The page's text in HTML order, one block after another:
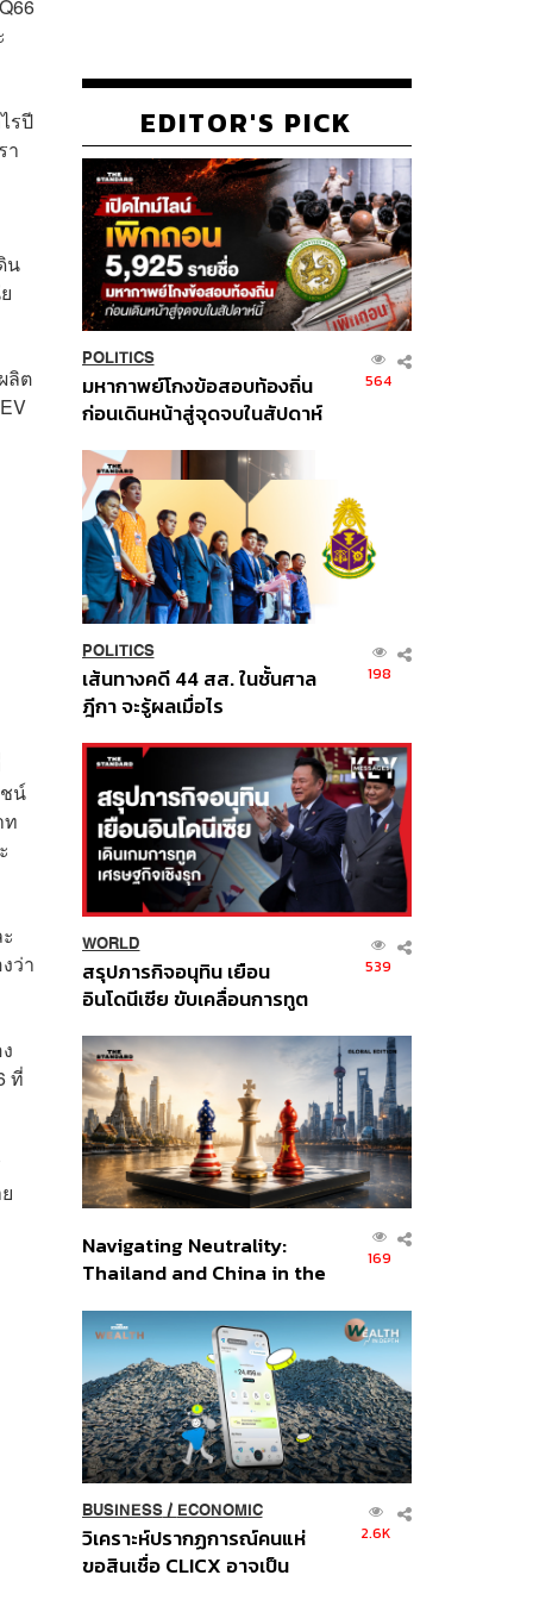
รปี
า
น
ลิต
น์
ท
ว่า
ที่
EDITOR'S PICK
POLITICS
มหากาพย์โกงข้อสอบท้องถิ่น
ก่อนเดินหน้าสู่จุดจบในสัปดาห์
564
POLITICS
เส้นทางคดี 44 สส. ในชั้นศาล
ฎีกา จะรู้ผลเมื่อไร
198
WORLD
สรุปภารกิจอนุทิน เยือน
อินโดนีเซีย ขับเคลื่อนการทูต
ส่วนยุทธศาสตร์ไทย –
อินโดนีเซีย
539
Navigating Neutrality:
Thailand and China in the
Order
169
BUSINESS/ ECONOMIC
วิเคราะห์ปรากฏการณ์คนแห่
ขอสินเชื่อ CLICX อาจเป็น
2.6K